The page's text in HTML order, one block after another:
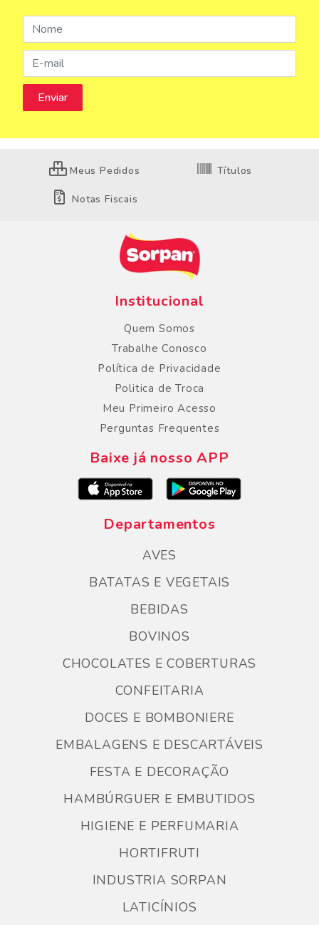
Meus Pedidos Títulos
Notas Fiscais
Institucional
Quem Somos
Trabalhe Conosco
Política de Privacidade
Politica de Troca
Meu Primeiro Acesso
Perguntas Frequentes
Baixe já nosso APP
Departamentos
AVES
BATATAS E VEGETAIS
BEBIDAS
BOVINOS
CHOCOLATES E COBERTURAS
CONFEITARIA
DOCES E BOMBONIERE
EMBALAGENS E DESCARTÁVEIS
FESTA E DECORAÇÃO
HAMBÚRGUER E EMBUTIDOS
HIGIENE E PERFUMARIA
HORTIFRUTI
INDUSTRIA SORPAN
LATICÍNIOS